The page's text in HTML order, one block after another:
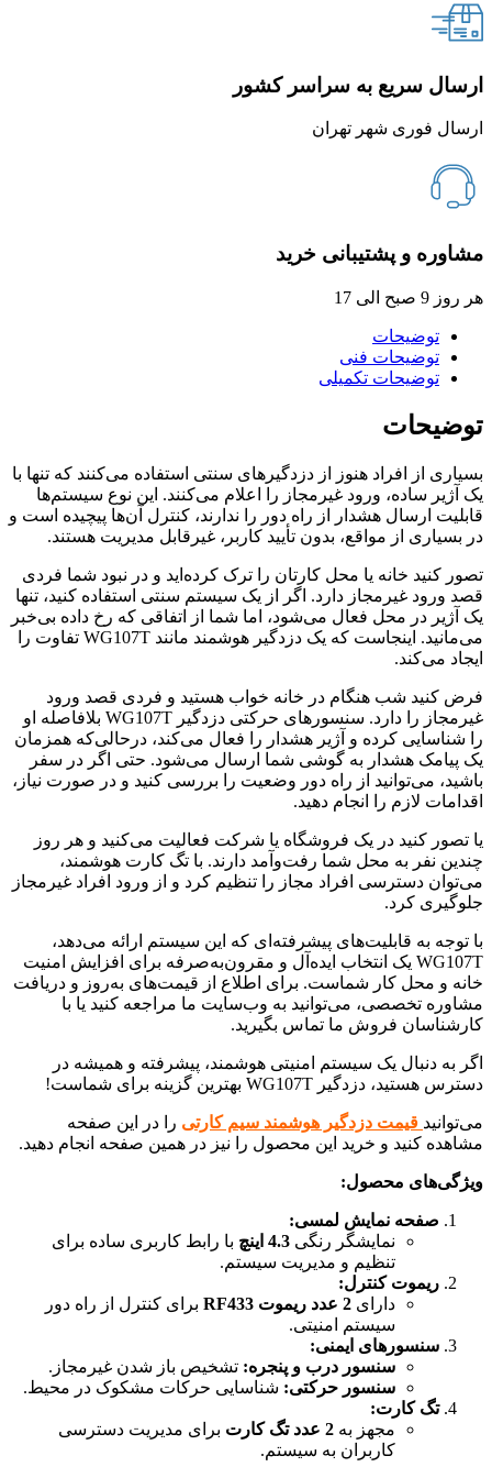
ارسال سریع به سراسر کشور
ارسال فوری شهر تهران
مشاوره و پشتیبانی خرید
هر روز 9 صبح الی 17
توضیحات
توضیحات فنی
توضیحات تکمیلی
توضیحات
بسیاری از افراد هنوز از دزدگیرهای سنتی استفاده می‌کنند که تنها با
یک آژیر ساده، ورود غیرمجاز را اعلام می‌کنند. این نوع سیستم‌ها
قابلیت ارسال هشدار از راه دور را ندارند، کنترل آن‌ها پیچیده است و
در بسیاری از مواقع، بدون تأیید کاربر، غیرقابل مدیریت هستند.
تصور کنید خانه یا محل کارتان را ترک کرده‌اید و در نبود شما فردی
قصد ورود غیرمجاز دارد. اگر از یک سیستم سنتی استفاده کنید، تنها
یک آژیر در محل فعال می‌شود، اما شما از اتفاقی که رخ داده بی‌خبر
می‌مانید. اینجاست که یک دزدگیر هوشمند مانند WG107T تفاوت را
ایجاد می‌کند.
فرض کنید شب هنگام در خانه خواب هستید و فردی قصد ورود
غیرمجاز را دارد. سنسورهای حرکتی دزدگیر WG107T بلافاصله او
را شناسایی کرده و آژیر هشدار را فعال می‌کند، درحالی‌که همزمان
یک پیامک هشدار به گوشی شما ارسال می‌شود. حتی اگر در سفر
باشید، می‌توانید از راه دور وضعیت را بررسی کنید و در صورت نیاز،
اقدامات لازم را انجام دهید.
یا تصور کنید در یک فروشگاه یا شرکت فعالیت می‌کنید و هر روز
چندین نفر به محل شما رفت‌وآمد دارند. با تگ کارت هوشمند،
می‌توان دسترسی افراد مجاز را تنظیم کرد و از ورود افراد غیرمجاز
جلوگیری کرد.
با توجه به قابلیت‌های پیشرفته‌ای که این سیستم ارائه می‌دهد،
WG107T یک انتخاب ایده‌آل و مقرون‌به‌صرفه برای افزایش امنیت
خانه و محل کار شماست. برای اطلاع از قیمت‌های به‌روز و دریافت
مشاوره تخصصی، می‌توانید به وب‌سایت ما مراجعه کنید یا با
کارشناسان فروش ما تماس بگیرید.
اگر به دنبال یک سیستم امنیتی هوشمند، پیشرفته و همیشه در
دسترس هستید، دزدگیر WG107T بهترین گزینه برای شماست!
می‌توانید قیمت دزدگیر هوشمند سیم کارتی را در این صفحه
مشاهده کنید و خرید این محصول را نیز در همین صفحه انجام دهید.
ویژگی‌های محصول:
صفحه نمایش لمسی:
نمایشگر رنگی 4.3 اینچ
با رابط کاربری ساده برای
تنظیم و مدیریت سیستم.
ریموت کنترل:
دارای 2 عدد ریموت RF433
برای کنترل از راه دور
سیستم امنیتی.
سنسورهای ایمنی:
سنسور درب و پنجره: تشخیص باز شدن غیرمجاز.
سنسور حرکتی: شناسایی حرکات مشکوک در محیط.
تگ کارت:
مجهز به 2 عدد تگ کارت
برای مدیریت دسترسی
کاربران به سیستم.